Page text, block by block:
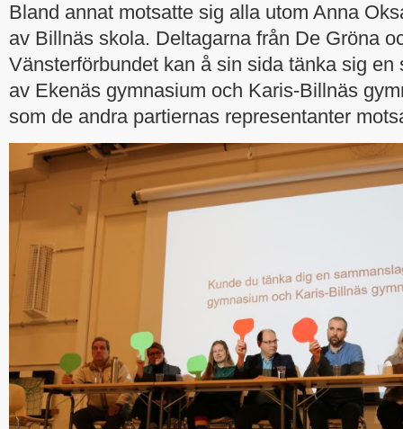
Bland annat motsatte sig alla utom Anna
av Billnäs skola. Deltagarna från De Gröna
Vänsterförbundet kan å sin sida tänka sig en
av Ekenäs gymnasium och Karis-Billnäs
som de andra partiernas representanter